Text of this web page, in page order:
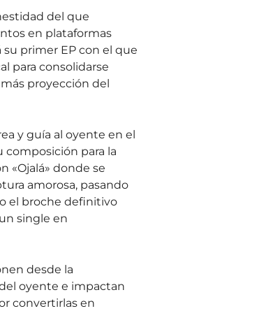
del que
en plataformas
su primer EP con el que
para consolidarse
proyección del
y guía al oyente en el
para la
«Ojalá» donde se
amorosa, pasando
el broche definitivo
single en
desde la
oyente e impactan
convertirlas en